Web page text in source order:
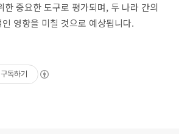
한 중요한 도구로 평가되며, 두 나라 간의
영향을 미칠 것으로 예상됩니다.
구독하기